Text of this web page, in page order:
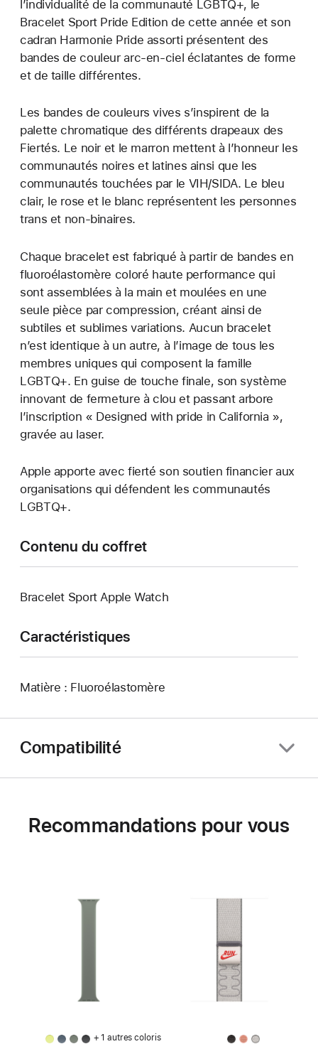
l’individualité de la communauté LGBTQ+, le
Bracelet Sport Pride Edition de cette année et son
cadran Harmonie Pride assorti présentent des
bandes de couleur arc-en-ciel éclatantes de forme
et de taille différentes.
Les bandes de couleurs vives s’inspirent de la
palette chromatique des différents drapeaux des
Fiertés. Le noir et le marron mettent à l’honneur les
communautés noires et latines ainsi que les
communautés touchées par le VIH/SIDA. Le bleu
clair, le rose et le blanc représentent les personnes
trans et non-binaires.
Chaque bracelet est fabriqué à partir de bandes en
fluoroélastomère coloré haute performance qui
sont assemblées à la main et moulées en une
seule pièce par compression, créant ainsi de
subtiles et sublimes variations. Aucun bracelet
n’est identique à un autre, à l’image de tous les
membres uniques qui composent la famille
LGBTQ+. En guise de touche finale, son système
innovant de fermeture à clou et passant arbore
l’inscription « Designed with pride in California »,
gravée au laser.
Apple apporte avec fierté son soutien financier aux
organisations qui défendent les communautés
LGBTQ+.
Contenu du coffret
Bracelet Sport Apple Watch
Caractéristiques
Matière : Fluoroélastomère
Compatibilité
Recommandations pour vous
+ 1 autres coloris